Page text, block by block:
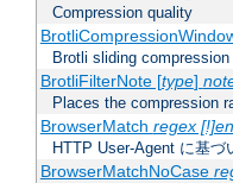
Compression quality
Brotli sliding
BrotliFilterNote [type]
Places the compression
BrowserMatch regex
HTTP User-Agent に基づ
BrowserMatchNoCase